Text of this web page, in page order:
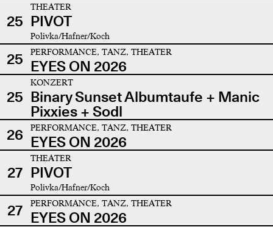
25
THEATER
PIVOT
Polivka/Hafner/Koch
25 PERFORMANCE, TANZ, THEATER
EYES ON 2026
25
KONZERT
Binary Sunset Albumtaufe + Manic
Pixxies + Sodl
26
PERFORMANCE, TANZ, THEATER
EYES ON 2026
27
THEATER
PIVOT
Polivka/Hafner/Koch
27 PERFORMANCE, TANZ, THEATER
EYES ON 2026